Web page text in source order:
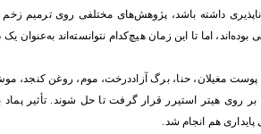
داشته باشد، پژوهش‌‏های مختلفی روی ترمیم زخم
اما تا این زمان هیچ‌کدام نتوانسته‏‌اند
پوست مغیلان، حنا، برگ آزاددرخت، موم، روغن
روی هیتر استیرر قرار گرفت تا حل شوند. تأثیر
پایداری هم انجام شد.